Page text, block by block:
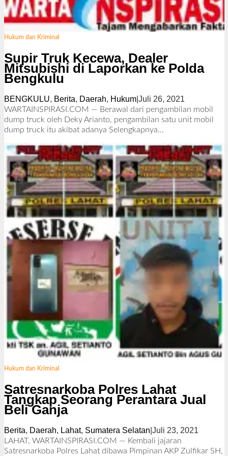
Hukum dan Kriminal
Supir Truk Kecewa, Dealer
Mitsubishi di Laporkan ke Polda
Bengkulu
BENGKULU, Berita, Daerah, Hukum| Juli 26, 2021
l
e
e
d
a
k
s
i
WARTAINSPIRASI.COM — Berawal dari pengambilan mobil
dump truck oleh Deky Arianto, pengambilan satu unit mobil
dump truck itu akibat adanya Selengkapnya…
Hukum dan Kriminal
Satresnarkoba Polres Lahat
Tangkap Seorang Perantara Jual
Beli Ganja
Berita, Daerah, Lahat, Sumatera Selatan Juli 23, 2021
e
LAHAT, WARTAINSPIRASI.COM — Kembali jajaran
Satresnarkoba Polres Lahat dibawa Pimpinan AKP Zulfikar SH,